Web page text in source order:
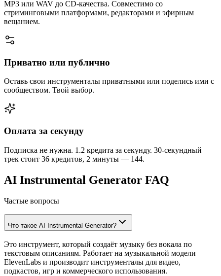
MP3 или WAV до CD-качества. Совместимо со
стриминговыми платформами, редакторами и эфирным
вещанием.
Приватно или публично
Оставь свои инструменталы приватными или поделись ими с
сообществом. Твой выбор.
Оплата за секунду
Подписка не нужна. 1.2 кредита за секунду. 30-секундный
трек стоит 36 кредитов, 2 минуты — 144.
AI Instrumental Generator FAQ
Частые вопросы
Что такое AI Instrumental Generator?
Это инструмент, который создаёт музыку без вокала по
текстовым описаниям. Работает на музыкальной модели
ElevenLabs и производит инструменталы для видео,
подкастов, игр и коммерческого использования.